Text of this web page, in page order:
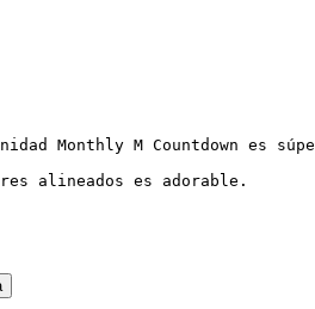
Monthly M Countdown es
alineados es adorable.